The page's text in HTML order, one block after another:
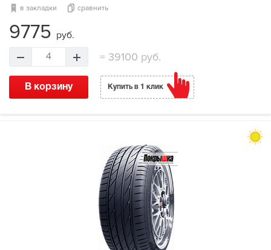
в закладки сравнить
9775 руб.
4 = 39100 руб.
В корзину Купить в 1 клик